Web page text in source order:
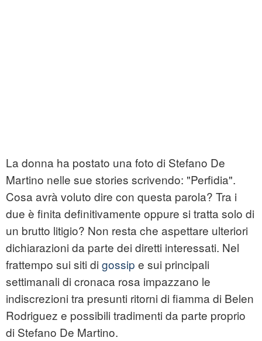
La donna ha postato una foto di Stefano De
Martino nelle sue stories scrivendo: "Perfidia".
Cosa avrà voluto dire con questa parola? Tra i
due è finita definitivamente oppure si tratta solo di
un brutto litigio? Non resta che aspettare ulteriori
dichiarazioni da parte dei diretti interessati. Nel
frattempo sui siti di gossip e sui principali
settimanali di cronaca rosa impazzano le
indiscrezioni tra presunti ritorni di fiamma di Belen
Rodriguez e possibili tradimenti da parte proprio
di Stefano De Martino.